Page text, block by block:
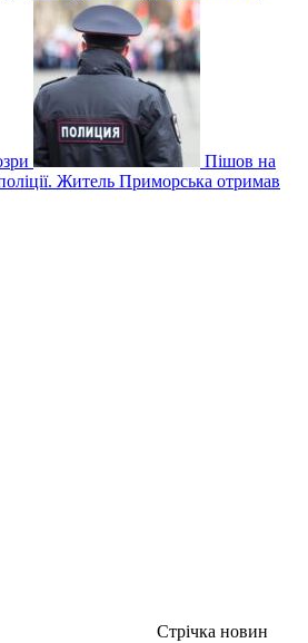
Пішов на
Житель Приморська отримав
Стрічка новин